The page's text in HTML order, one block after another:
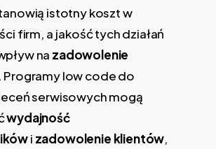
istotny koszt w
firm, a jakość tych działań
na zadowolenie
Programy low code do
serwisowych mogą
wydajność
i zadowolenie klientów,